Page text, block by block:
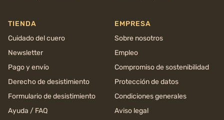
TIENDA
Cuidado del cuero
Newsletter
Pago y envío
Derecho de desistimiento
Formulario de desistimiento
Ayuda / FAQ
EMPRESA
Sobre nosotros
Empleo
Compromiso de sostenibilidad
Protección de datos
Condiciones generales
Aviso legal